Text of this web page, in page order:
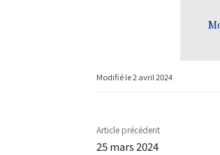
Modifié le2 avril 2024
Article précédent
25 mars 2024